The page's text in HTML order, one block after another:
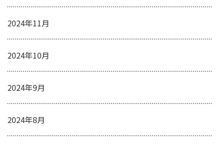
2024年11月
2024年10月
2024年9月
2024年8月